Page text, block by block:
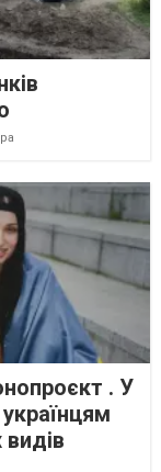
. У